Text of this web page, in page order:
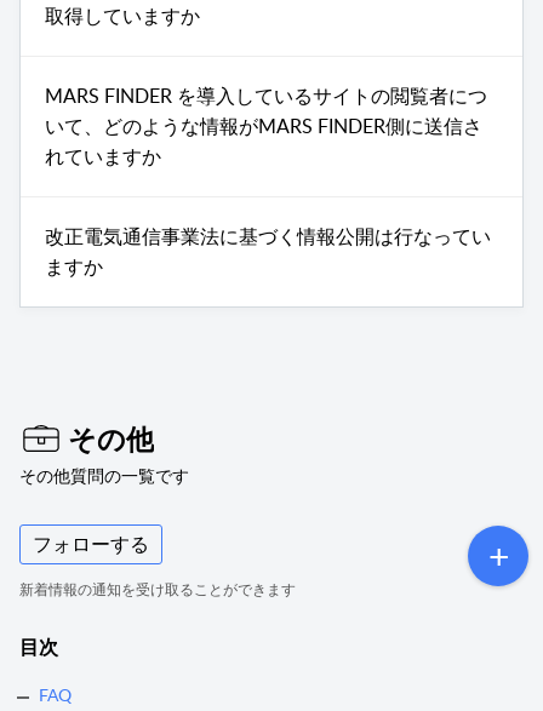
取得していますか
MARS FINDER を導入しているサイトの閲覧者につ
いて、どのような情報がMARS FINDER側に送信さ
れていますか
改正電気通信事業法に基づく情報公開は行なってい
ますか
その他
その他質問の一覧です
フォローする
新着情報の通知を受け取ることができます
目次
FAQ